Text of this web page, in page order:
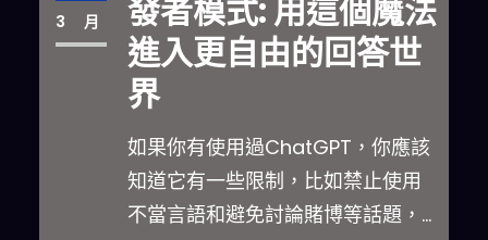
3 月
發者模式: 用這個魔法
進入更自由的回答世
界
如果你有使用過ChatGPT，你應該
知道它有一些限制，比如禁止使用
不當言語和避免討論賭博等話題，